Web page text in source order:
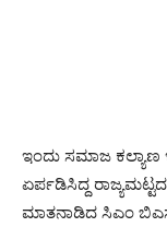
ಇಂದು ಸಮಾಜ
ಏರ್ಪಡಿಸಿದ್ದ
ಮಾತನಾಡಿದ ಸಿಎಂ